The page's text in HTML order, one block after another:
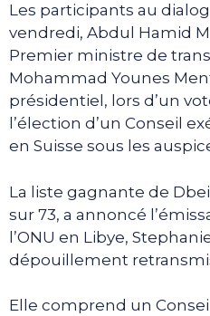
Les participants au
vendredi, Abdul Hamid
Premier ministre de
Mohammad Younes
présidentiel, lors d’un
l’élection d’un Conseil
en Suisse sous les
La liste gagnante de
sur 73, a annoncé
l’ONU en Libye,
dépouillement
Elle comprend un